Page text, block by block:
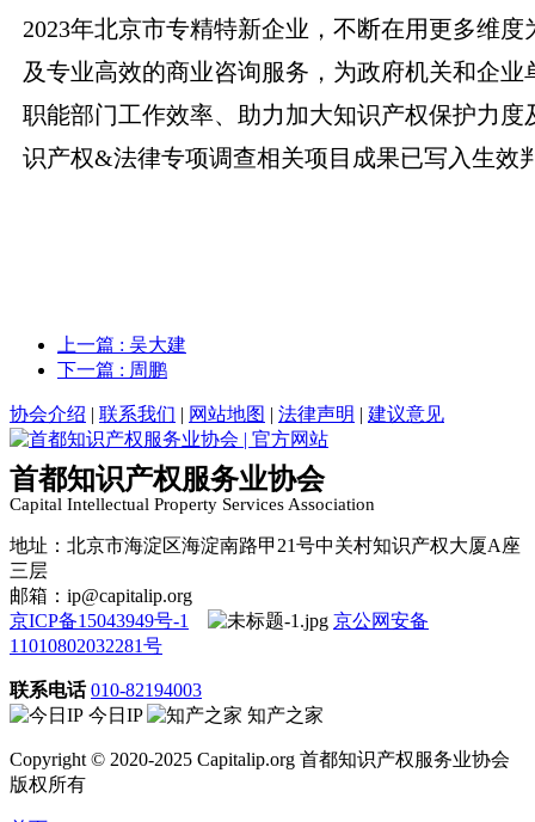
2023年北京市专精特新企业，不断在用更多维
及专业高效的商业咨询服务，为政府机关和企
职能部门工作效率、助力加大知识产权保护力
识产权&法律专项调查相关项目成果已写入生效
上一篇 : 吴大建
下一篇 : 周鹏
协会介绍 | 联系我们 | 网站地图 | 法律声明 | 建议意见
首都知识产权服务业协会
Capital Intellectual Property Services Association
地址：北京市海淀区海淀南路甲21号中关村知识产权大厦A座
三层
邮箱：ip@capitalip.org
京ICP备15043949号-1
京公网安备
11010802032281号
联系电话 010-82194003
今日IP
知产之家
Copyright © 2020-2025 Capitalip.org 首都知识产权服务业协会
版权所有